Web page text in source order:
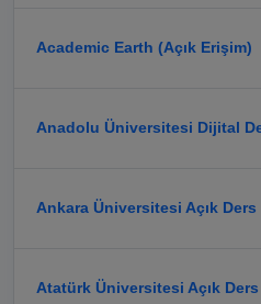
Academic Earth (Açık Erişim)
Anadolu Üniversitesi Dijital
Ankara Üniversitesi Açık
Atatürk Üniversitesi Açık